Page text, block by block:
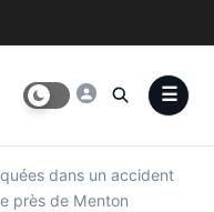
dans un accident
près de Menton